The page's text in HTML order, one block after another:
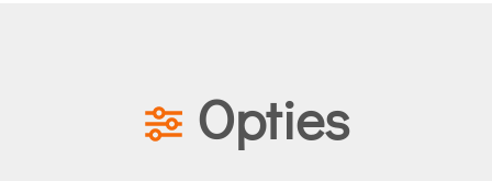
Opties